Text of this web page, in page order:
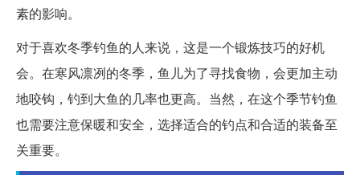
素的影响。
对于喜欢冬季钓鱼的人来说，这是一个锻炼技巧的好机
会。在寒风凛冽的冬季，鱼儿为了寻找食物，会更加主动
地咬钩，钓到大鱼的几率也更高。当然，在这个季节钓鱼
也需要注意保暖和安全，选择适合的钓点和合适的装备至
关重要。